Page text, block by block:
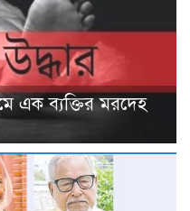
এক ব্যক্তির মরদেহ